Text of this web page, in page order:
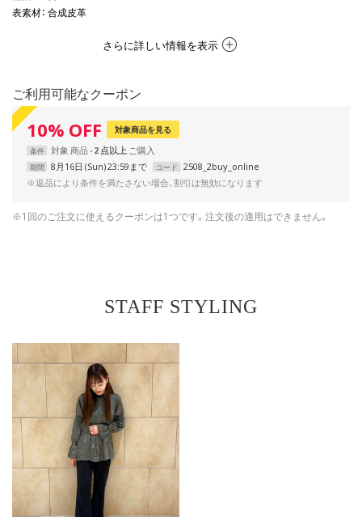
表素材： 合成皮革
さらに詳しい情報を表示
ご利用可能なクーポン
10% OFF 対象商品を見る
条件 対象商品 2 点以上
期間 8月16日 (Sun) 23:59まで コード
2508_2buy_online
※返品により条件を満たさない場合、割引は無効になります
※1回のご注文に使えるクーポンは1つです。注文後の適用はできません。
STAFF STYLING